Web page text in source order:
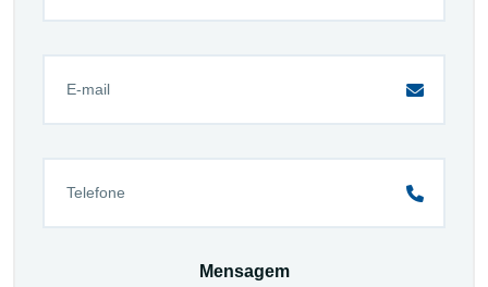
Mensagem